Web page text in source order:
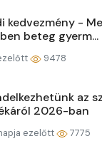
kedvezmény -
beteg gyerm...
9478
az
2026-ban
ezelőtt 7775